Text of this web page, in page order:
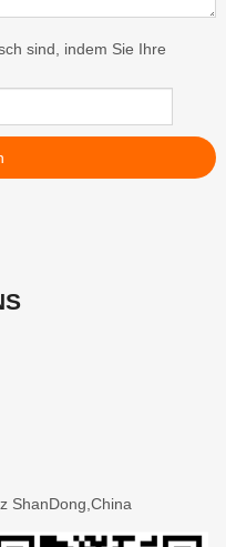
sind, indem Sie Ihre
ShanDong,China